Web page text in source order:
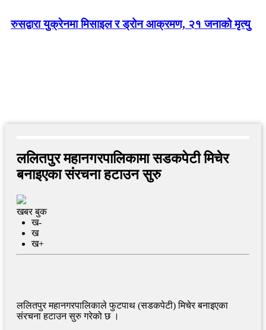
रुसद्वारा युक्रेनमा मिसाइल र ड्रोन आक्रमण, २१ जनाको मृत्यु
ललितपुर महानगरपालिकामा सडकपेटी मिचेर
बनाइएका संरचना हटाउन सुरु
खबर बुक
ख-
ख
ख+
ललितपुर महानगरपालिकाले फुटपाथ (सडकपेटी) मिचेर बनाइएका
संरचना हटाउन सुरु गरेको छ ।